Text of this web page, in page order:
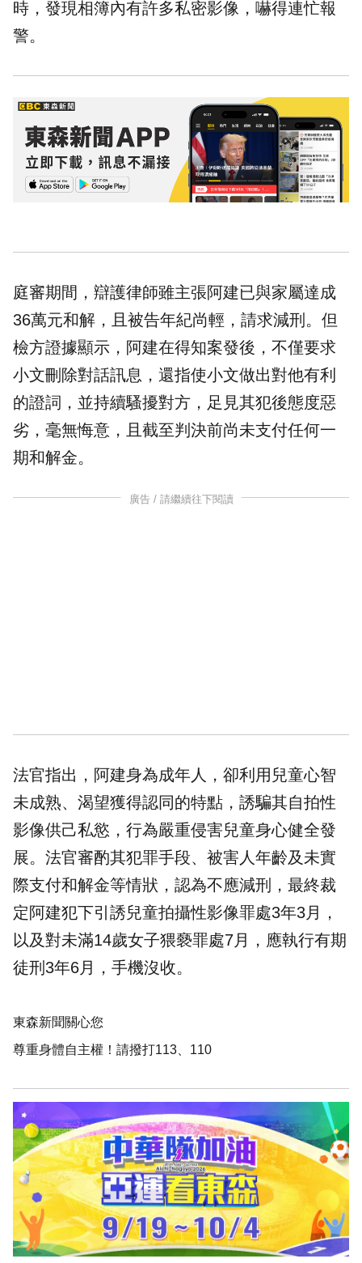
時，發現相簿內有許多私密影像，嚇得連忙報
警。
庭審期間，辯護律師雖主張阿建已與家屬達成
36萬元和解，且被告年紀尚輕，請求減刑。但
檢方證據顯示，阿建在得知案發後，不僅要求
小文刪除對話訊息，還指使小文做出對他有利
的證詞，並持續騷擾對方，足見其犯後態度惡
劣，毫無悔意，且截至判決前尚未支付任何一
期和解金。
廣告 / 請繼續往下閱讀
法官指出，阿建身為成年人，卻利用兒童心智
未成熟、渴望獲得認同的特點，誘騙其自拍性
影像供己私慾，行為嚴重侵害兒童身心健全發
展。法官審酌其犯罪手段、被害人年齡及未實
際支付和解金等情狀，認為不應減刑，最終裁
定阿建犯下引誘兒童拍攝性影像罪處3年3月，
以及對未滿14歲女子猥褻罪處7月，應執行有期
徒刑3年6月，手機沒收。
東森新聞關心您
尊重身體自主權！請撥打113、110